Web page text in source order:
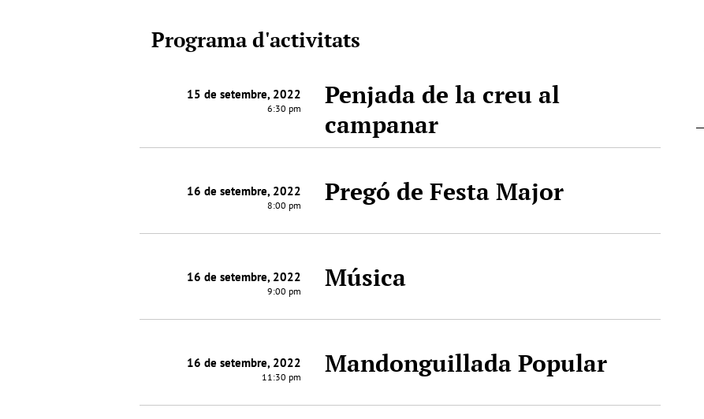
Programa d'activitats
15 de setembre, 2022
6:30 pm
Penjada de la creu al
campanar
16 de setembre, 2022
8:00 pm Pregó de Festa Major
16 de setembre, 2022
9:00 pm Música
16 de setembre, 2022
11:30 pm Mandonguillada Popular